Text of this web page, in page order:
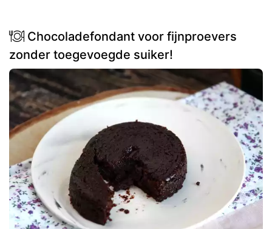
Chocoladefondant voor fijnproevers
zonder toegevoegde suiker!